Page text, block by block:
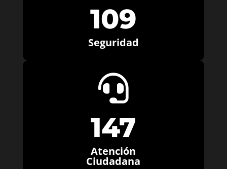
109
Seguridad

147
Atención
Ciudadana